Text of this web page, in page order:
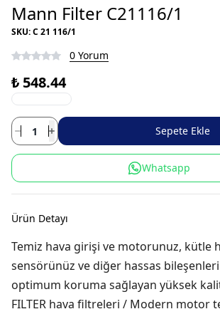
Mann Filter C21116/1
SKU:C 21 116/1
0 Yorum
₺ 548.44
Sepete Ekle
Whatsapp
Ürün Detayı
Temiz hava girişi ve motorunuz, kütle
sensörünüz ve diğer hassas
optimum koruma sağlayan yüksek
FILTER hava filtreleri / Modern motor